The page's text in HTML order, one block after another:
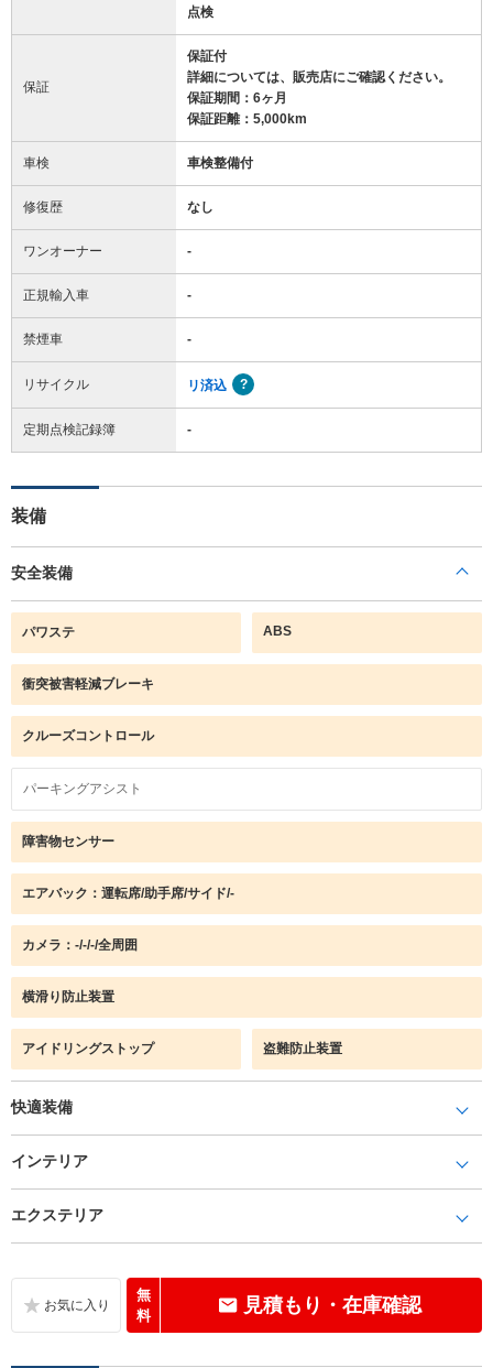
点検
保証
保証付
詳細については、販売店にご確認ください。
保証期間：6ヶ月
保証距離：5,000km
車検 車検整備付
修復歴 なし
ワンオーナー -
正規輸入車 -
禁煙車 -
リサイクル リ済込
定期点検記録簿 -
装備
安全装備
パワステ ABS
衝突被害軽減ブレーキ
クルーズコントロール
パーキングアシスト
障害物センサー
エアバック：運転席/助手席/サイド/-
カメラ：-/-/-/全周囲
横滑り防止装置
アイドリングストップ 盗難防止装置
快適装備
インテリア
エクステリア
無
料
見積もり・在庫確認